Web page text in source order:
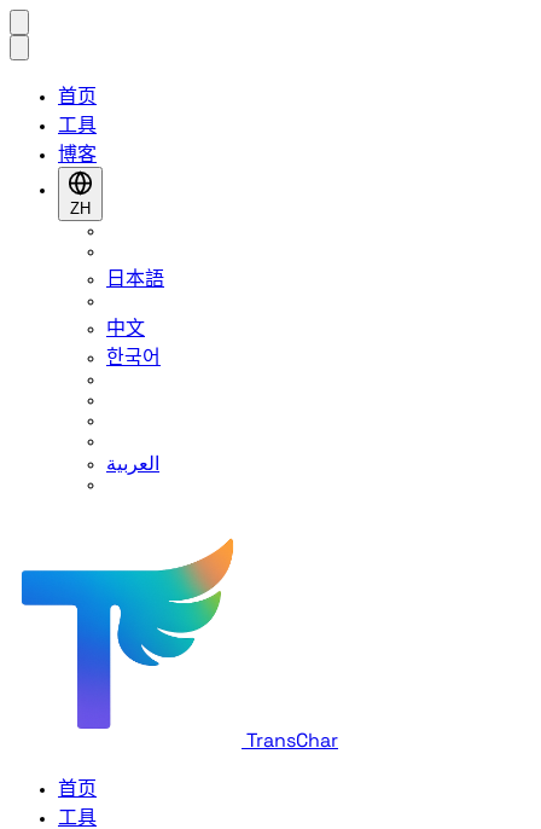
首页
工具
博客
ZH
日本語
中文
한국어
العربية
TransChar
首页
工具